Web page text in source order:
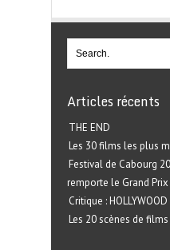
Articles récents
THE END
Les 30 films les plus
Festival de Cabourg
remporte le Grand Prix
Critique : HOLLYWOOD
Les 20 scènes de